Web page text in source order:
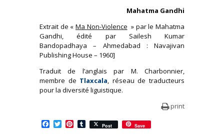
Mahatma Gandhi
Extrait de « Ma Non-Violence » par le Mahatma
Gandhi, édité par Sailesh Kumar
Bandopadhaya – Ahmedabad : Navajivan
Publishing House – 1960]
Traduit de l’anglais par M. Charbonnier,
membre de Tlaxcala, réseau de traducteurs
pour la diversité liguistique.
print
Facebook
TwitterPinterest
Tumblr
Post Save